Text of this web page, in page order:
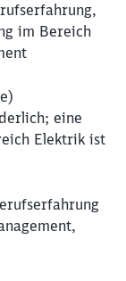
im Bereich
eine
Elektrik ist